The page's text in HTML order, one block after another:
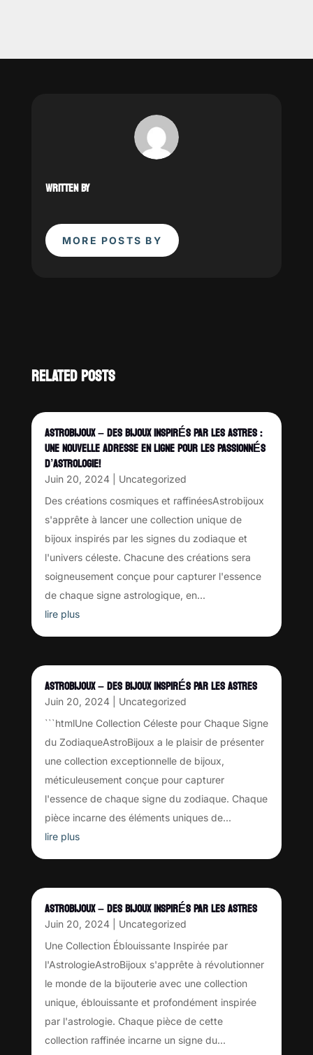
WRITTEN BY
MORE POSTS BY
RELATED POSTS
ASTROBIJOUX – DES BIJOUX INSPIRÉS PAR LES ASTRES :
UNE NOUVELLE ADRESSE EN LIGNE POUR LES PASSIONNÉS
D’ASTROLOGIE!
Juin 20, 2024| Uncategorized
Des créations cosmiques et raffinéesAstrobijoux
s'apprête à lancer une collection unique de
bijoux inspirés par les signes du zodiaque et
l'univers céleste. Chacune des créations sera
soigneusement conçue pour capturer l'essence
de chaque signe astrologique, en...
lire plus
ASTROBIJOUX – DES BIJOUX INSPIRÉS PAR LES ASTRES
Juin 20, 2024| Uncategorized
```htmlUne Collection Céleste pour Chaque Signe
du ZodiaqueAstroBijoux a le plaisir de présenter
une collection exceptionnelle de bijoux,
méticuleusement conçue pour capturer
l'essence de chaque signe du zodiaque. Chaque
pièce incarne des éléments uniques de...
lire plus
ASTROBIJOUX – DES BIJOUX INSPIRÉS PAR LES ASTRES
Juin 20, 2024| Uncategorized
Une Collection Éblouissante Inspirée par
l'AstrologieAstroBijoux s'apprête à révolutionner
le monde de la bijouterie avec une collection
unique, éblouissante et profondément inspirée
par l'astrologie. Chaque pièce de cette
collection raffinée incarne un signe du...